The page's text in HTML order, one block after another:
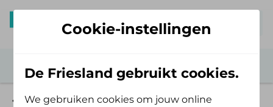
Groen & Fit
Cookie-instellingen
De Friesland gebruikt cookies.
We gebruiken cookies om jouw online